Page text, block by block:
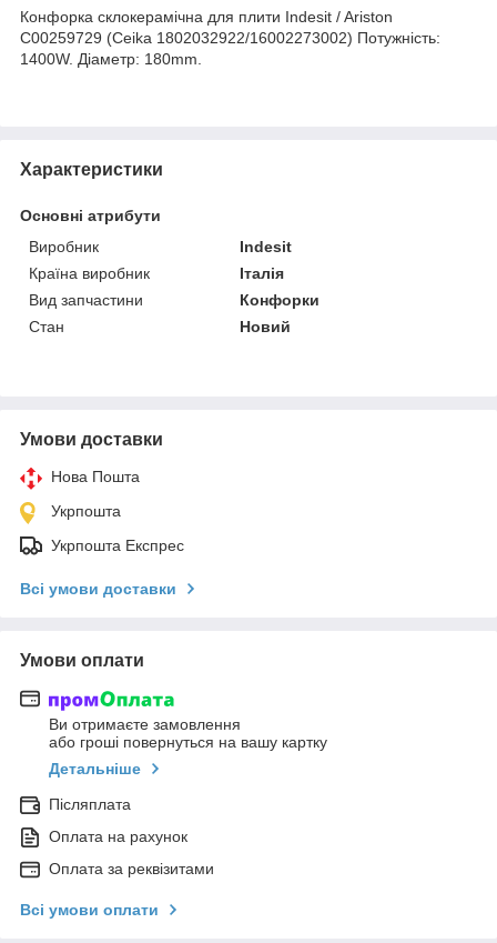
Конфорка склокерамічна для плити Indesit / Ariston
C00259729 (Ceika 1802032922/16002273002) Потужність:
1400W. Діаметр: 180mm.
Характеристики
Основні атрибути
Виробник
Indesit
Країна виробник
Італія
Вид запчастини
Конфорки
Стан
Новий
Умови доставки
Нова Пошта
Укрпошта
Укрпошта Експрес
Всі умови доставки
Умови оплати
Ви отримаєте замовлення
або гроші повернуться на вашу картку
Детальніше
Післяплата
Оплата на рахунок
Оплата за реквізитами
Всі умови оплати